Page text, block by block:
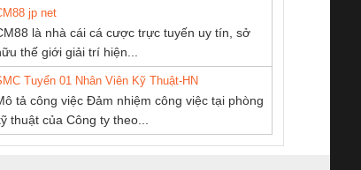
chuỗi
16I+
Bộ chỉnh lưu nguồn
điện TRANSCLINIC
BKE 1K5.4
(7791400879)2. Giá
Nẹp nhôm chống
trơn Đà Nẵng
CỔ
ĐỘNG
TM-DV DAI DONG
THANH
ĐỘNG TIẾN
jp net
là nhà cái cá cược trực tuyến uy tín, sở
thế giới giải trí hiện...
Tuyển 01 Nhân Viên Kỹ Thuật-HN
tả công việc Đảm nhiệm công việc tại phòng
thuật của Công ty theo...